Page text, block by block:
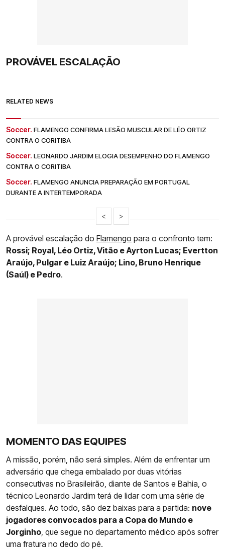
PROVÁVEL ESCALAÇÃO
RELATED NEWS
Soccer. FLAMENGO CONFIRMA LESÃO MUSCULAR DE LÉO ORTIZ
CONTRA O CORITIBA
Soccer. LEONARDO JARDIM ELOGIA DESEMPENHO DO FLAMENGO
CONTRA O CORITIBA
Soccer. FLAMENGO ANUNCIA PREPARAÇÃO EM PORTUGAL
DURANTE A INTERTEMPORADA
< >
A provável escalação do Flamengo para o confronto tem:
Rossi; Royal, Léo Ortiz, Vitão e Ayrton Lucas; Evertton
Araújo, Pulgar e Luiz Araújo; Lino, Bruno Henrique
(Saúl) e Pedro.
MOMENTO DAS EQUIPES
A missão, porém, não será simples. Além de enfrentar um
adversário que chega embalado por duas vitórias
consecutivas no Brasileirão, diante de Santos e Bahia, o
técnico Leonardo Jardim terá de lidar com uma série de
desfalques. Ao todo, são dez baixas para a partida: nove
jogadores convocados para a Copa do Mundo e
Jorginho, que segue no departamento médico após sofrer
uma fratura no dedo do pé.